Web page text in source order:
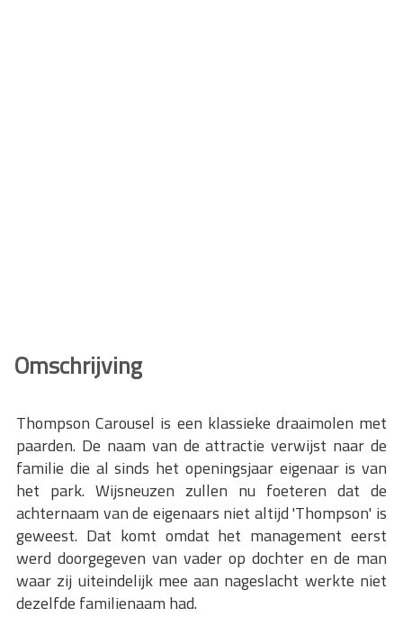
Omschrijving
Thompson Carousel is een klassieke draaimolen met
paarden. De naam van de attractie verwijst naar de
familie die al sinds het openingsjaar eigenaar is van
het park. Wijsneuzen zullen nu foeteren dat de
achternaam van de eigenaars niet altijd 'Thompson' is
geweest. Dat komt omdat het management eerst
werd doorgegeven van vader op dochter en de man
waar zij uiteindelijk mee aan nageslacht werkte niet
dezelfde familienaam had.